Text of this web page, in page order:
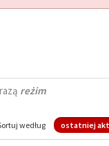
reżim
według ostatniej